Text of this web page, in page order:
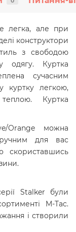
легка, але при
конструктори
з свободою
одягу. Куртка
сучасним
куртку легкою,
Куртка
Orange можна
для вас
скориставшись
Stalker були
M-Tac.
і створили